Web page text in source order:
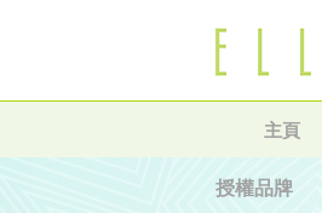
主頁
授權品牌